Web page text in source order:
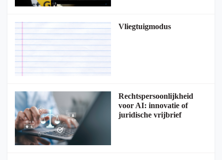
Vliegtuigmodus
Rechtspersoonlijkheid
voor AI: innovatie of
juridische vrijbrief